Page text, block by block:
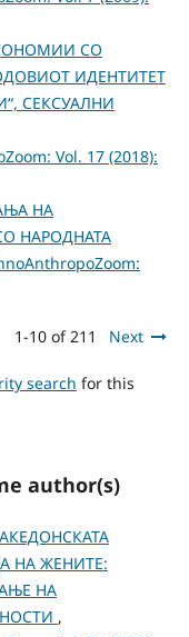
СО
ИДЕНТИТЕТ
СЕКСУАЛНИ
Vol. 17 (2018):
НА
НАРОДНАТА
1-10 of 211 Next
search for this
author(s)
НА ЖЕНИТЕ:
НА
,